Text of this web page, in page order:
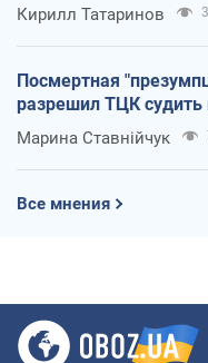
Кирилл Татаринов
Посмертная
разрешил ТЦК
Марина Ставнійчук
Все мнения